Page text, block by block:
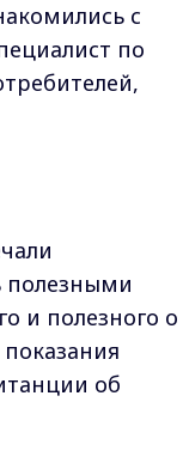
с
по
полезными
и полезного о
об